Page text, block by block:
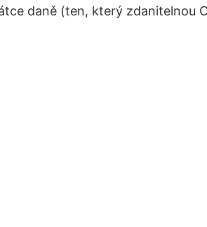
daně (ten, který zdanitelnou